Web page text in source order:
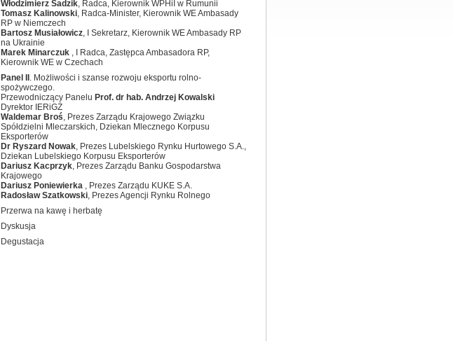
Włodzimierz Sadzik, Radca, Kierownik WPHiI w Rumunii
Tomasz Kalinowski, Radca-Minister, Kierownik WE Ambasady
RP w Niemczech
Bartosz Musiałowicz, I Sekretarz, Kierownik WE Ambasady RP
na Ukrainie
Marek Minarczuk , I Radca, Zastępca Ambasadora RP,
Kierownik WE w Czechach
Panel II . Możliwości i szanse rozwoju eksportu rolno-
spożywczego.
Przewodniczący Panelu Prof. dr hab. Andrzej Kowalski
Dyrektor IERiGŻ
Waldemar Broś, Prezes Zarządu Krajowego Związku
Spółdzielni Mleczarskich, Dziekan Mlecznego Korpusu
Eksporterów
Dr Ryszard Nowak, Prezes Lubelskiego Rynku Hurtowego S.A.,
Dziekan Lubelskiego Korpusu Eksporterów
Dariusz Kacprzyk, Prezes Zarządu Banku Gospodarstwa
Krajowego
Dariusz Poniewierka , Prezes Zarządu KUKE S.A.
Radosław Szatkowski, Prezes Agencji Rynku Rolnego
Przerwa na kawę i herbatę
Dyskusja
Degustacja